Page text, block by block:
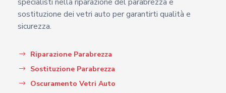
sostituzione dei vetri auto per garantirti qualità e
sicurezza.
Riparazione Parabrezza
Sostituzione Parabrezza
Oscuramento Vetri Auto